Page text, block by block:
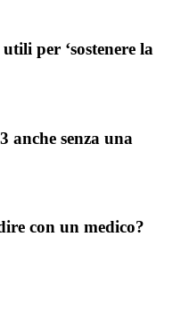
per ‘sostenere la
anche senza una
con un medico?